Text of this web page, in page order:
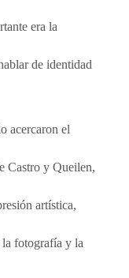
era la
de identidad
acercaron el
Castro y Queilen,
artística,
la fotografía y la